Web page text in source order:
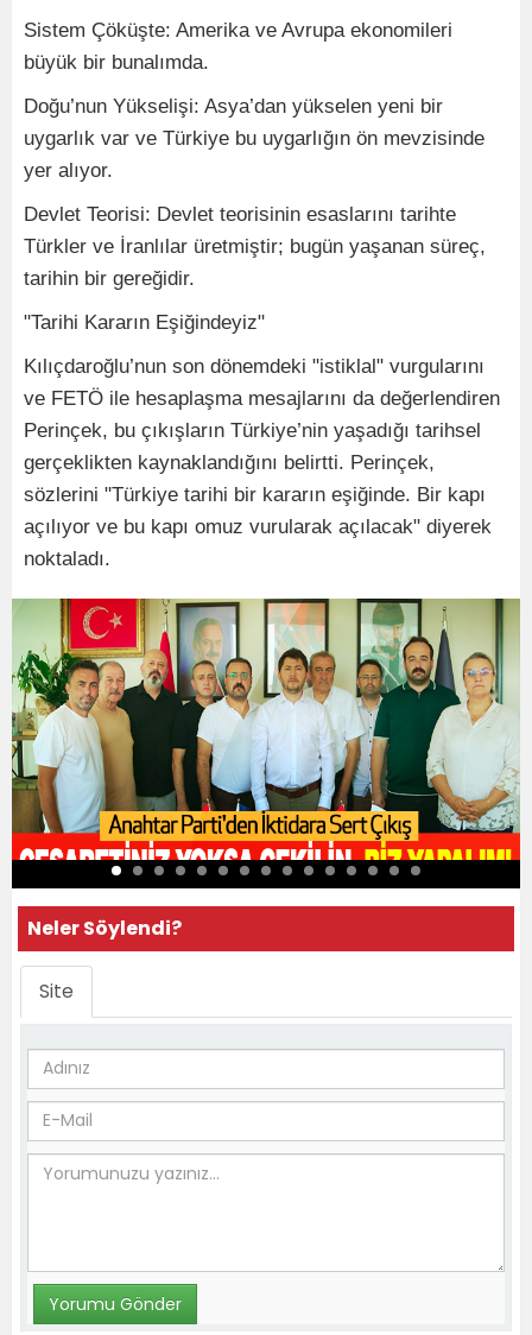
Sistem Çöküşte: Amerika ve Avrupa ekonomileri
büyük bir bunalımda.
Doğu’nun Yükselişi: Asya’dan yükselen yeni bir
uygarlık var ve Türkiye bu uygarlığın ön mevzisinde
yer alıyor.
Devlet Teorisi: Devlet teorisinin esaslarını tarihte
Türkler ve İranlılar üretmiştir; bugün yaşanan süreç,
tarihin bir gereğidir.
"Tarihi Kararın Eşiğindeyiz"
Kılıçdaroğlu’nun son dönemdeki "istiklal" vurgularını
ve FETÖ ile hesaplaşma mesajlarını da değerlendiren
Perinçek, bu çıkışların Türkiye’nin yaşadığı tarihsel
gerçeklikten kaynaklandığını belirtti. Perinçek,
sözlerini "Türkiye tarihi bir kararın eşiğinde. Bir kapı
açılıyor ve bu kapı omuz vurularak açılacak" diyerek
noktaladı.
Neler Söylendi?
Site